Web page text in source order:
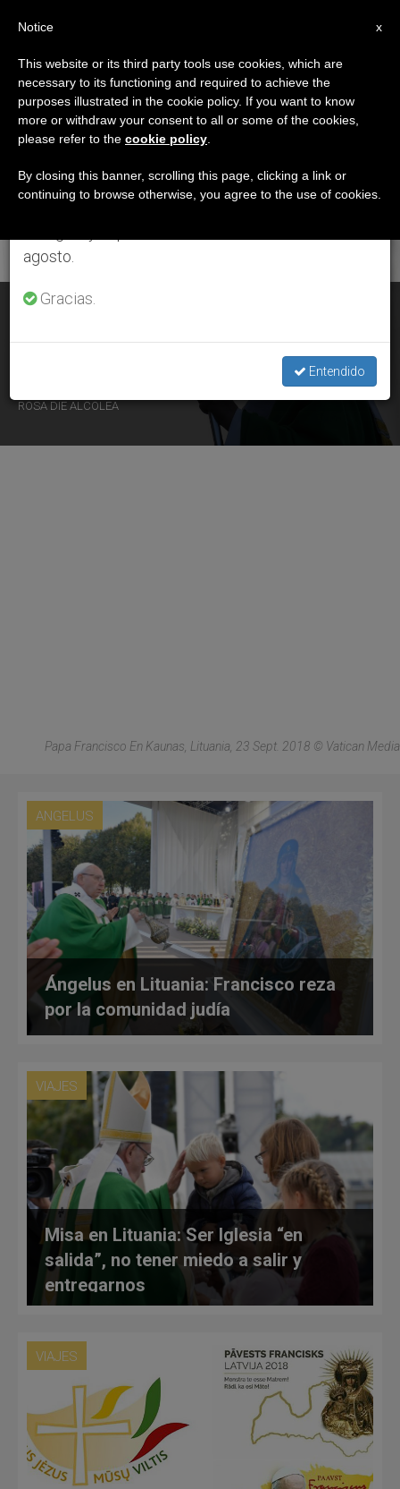
ETIQUETA
Posts Tagged ‘Kaunas’
ÚLTIMAS NOTICIAS
Ángelus: El cristiano debe «estar allí donde nadie quiere ir,
ROSA DIE ALCOLEA
Papa Francisco En Kaunas, Lituania, 23 Sept. 2018 © Vatican Media
ANGELUS
Ángelus en Lituania: Francisco reza
por la comunidad judía
VIAJES
Misa en Lituania: Ser Iglesia “en
salida”, no tener miedo a salir y
entregarnos
VIAJES
×
Aviso importante
Del 27 de julio al 7 de agosto haremos la pausa
anual, aprovechando que en el periodo de verano
se generan menos informaciones y también el
agosto.
Gracias.
Entendido
x
Notice
This website or its third party tools use cookies, which are
necessary to its functioning and required to achieve the
purposes illustrated in the cookie policy. If you want to know
more or withdraw your consent to all or some of the cookies,
please refer to the cookie policy
By closing this banner, scrolling this page, clicking a link or
continuing to browse otherwise, you agree to the use of cookies.